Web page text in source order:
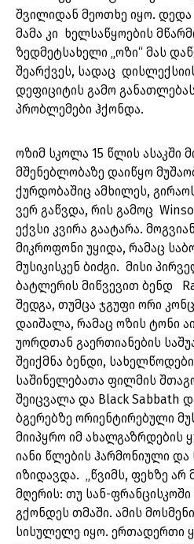
შვილიდან მეოთხე იყო. დედა
მამა კი ხელსაწყოების
ზედმეტსახელი „ოზი“ მას
შეარქვეს, სადაც
დეფიციტის გამო
პრობლემები ჰქონდა.
ოზიმ სკოლა 15 წლის ასაკში
მშენებლობაზე დაიწყო
ქურდობაშიც ამხილეს,
ვერ გაწვდა, რის გამოც
ექვსი კვირა გაატარა.
მიკროფონი უყიდა, რამაც
მუსიკისკენ ბიძგი. მისი
ბატლერის მიწვევით ბენდ
შედგა, თუმცა ჯგუფი ორი
დაიშალა, რამაც ოზის ტონი
უორდთან გაერთიანების
შეიქმნა ბენდი,
საშინელებათა ფილმის
შეიცვალა და Black Sabbath
ბგერებზე ორიენტირებული
მიიპყრო იმ ახალგაზრდების
იანი წლების ჰარმონიული და
იზიდავდა. „წვიმს, ფეხზე არ
მღერის: თუ სან-
გქონდეს თმაში. ამის
სისულელე იყო. ერთადერთი